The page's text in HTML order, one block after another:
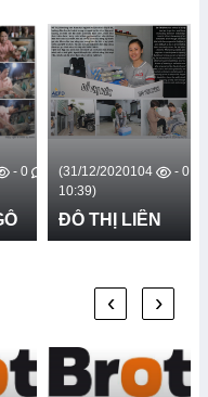
- 0
(31/12/2020
10:39)
104 - 0
ĐỖ THỊ LIÊN
‹ ›